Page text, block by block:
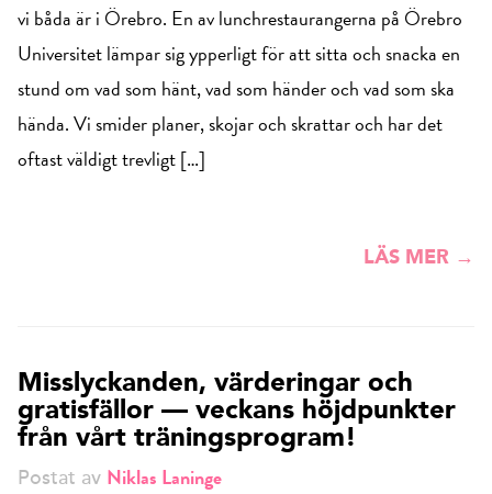
vi båda är i Örebro. En av lunchrestaurangerna på Örebro
Universitet lämpar sig ypperligt för att sitta och snacka en
stund om vad som hänt, vad som händer och vad som ska
hända. Vi smider planer, skojar och skrattar och har det
oftast väldigt trevligt […]
LÄS MER →
Misslyckanden, värderingar och
gratisfällor — veckans höjdpunkter
från vårt träningsprogram!
Postat av Niklas Laninge